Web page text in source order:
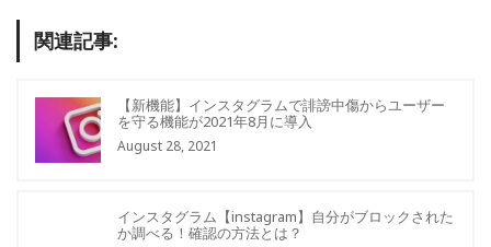
関連記事:
【新機能】インスタグラムで誹謗中傷からユーザー
を守る機能が2021年8月に導入
August 28, 2021
インスタグラム【instagram】自分がブロックされた
か調べる！確認の方法とは？